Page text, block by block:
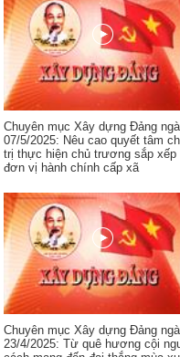
Chuyên mục Xây dựng Đảng
07/5/2025: Nêu cao quyết tâm
trị thực hiện chủ trương sắp xếp
đơn vị hành chính cấp xã
Chuyên mục Xây dựng Đảng
23/4/2025: Từ quê hương cội